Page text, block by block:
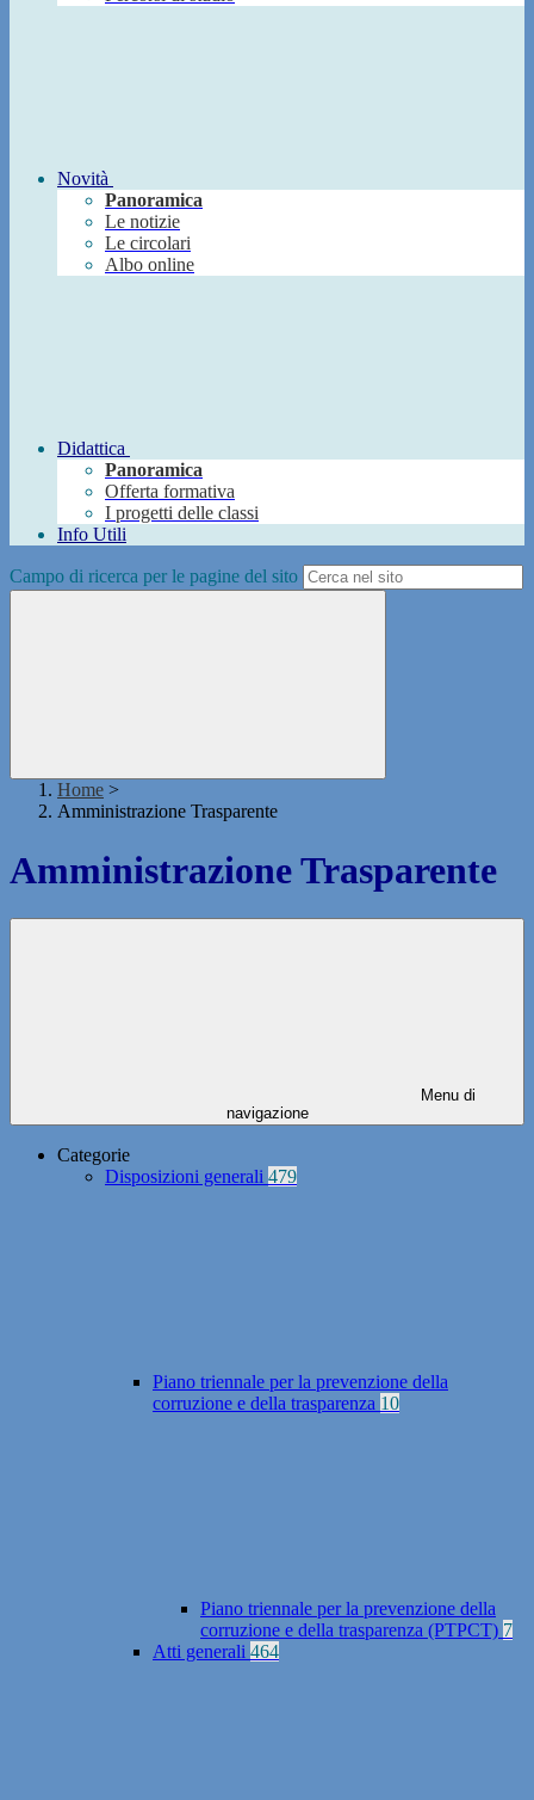
Novità
Panoramica
Le notizie
Le circolari
Albo online
Didattica
Panoramica
Offerta formativa
I progetti delle classi
Info Utili
Campo di ricerca per le pagine del sito
Home >
Amministrazione Trasparente
Amministrazione Trasparente
Menu di
navigazione
Categorie
Disposizioni generali 479
Piano triennale per la prevenzione della
corruzione e della trasparenza 10
Piano triennale per la prevenzione della
corruzione e della trasparenza (PTPCT) 7
Atti generali 464